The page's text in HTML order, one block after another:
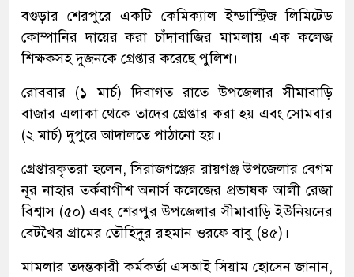
বগুড়ার শেরপুরে একটি কেমিক্যাল ইন্ডাস্ট্রিজ লিমিটেড
কোম্পানির দায়ের করা চাঁদাবাজির মামলায় এক কলেজ
শিক্ষকসহ দুজনকে গ্রেপ্তার করেছে পুলিশ।
রোববার (১ মার্চ) দিবাগত রাতে উপজেলার সীমাবাড়ি
বাজার এলাকা থেকে তাদের গ্রেপ্তার করা হয় এবং সোমবার
(২ মার্চ) দুপুরে আদালতে পাঠানো হয়।
গ্রেপ্তারকৃতরা হলেন, সিরাজগঞ্জের রায়গঞ্জ উপজেলার বেগম
নূর নাহার তর্কবাগীশ অনার্স কলেজের প্রভাষক আলী রেজা
বিশ্বাস (৫০) এবং শেরপুর উপজেলার সীমাবাড়ি ইউনিয়নের
বেটখৈর গ্রামের তৌহিদুর রহমান ওরফে বাবু (৪৫)।
মামলার তদন্তকারী কর্মকর্তা এসআই সিয়াম হোসেন জানান,